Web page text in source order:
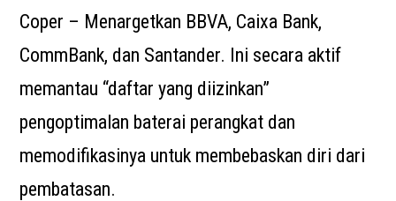
Coper – Menargetkan BBVA, Caixa Bank,
CommBank, dan Santander. Ini secara aktif
memantau “daftar yang diizinkan”
pengoptimalan baterai perangkat dan
memodifikasinya untuk membebaskan diri dari
pembatasan.